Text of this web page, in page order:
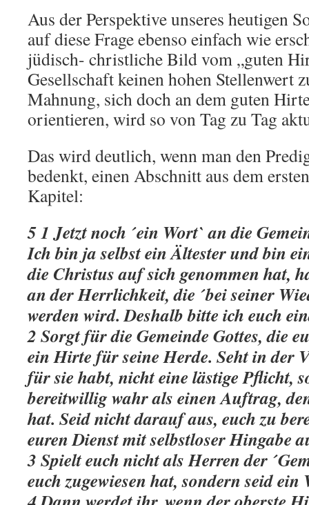
Aus der Perspektive unseres heutigen
auf diese Frage ebenso einfach wie
jüdisch- christliche Bild vom „guten
Gesellschaft keinen hohen Stellenwert
Mahnung, sich doch an dem guten
orientieren, wird so von Tag zu Tag
Das wird deutlich, wenn man den
bedenkt, einen Abschnitt aus dem
Kapitel:
5 1 Jetzt noch ´ein Wort` an die
Ich bin ja selbst ein Ältester und bin
die Christus auf sich genommen hat,
an der Herrlichkeit, die ´bei seiner
werden wird. Deshalb bitte ich euch
2 Sorgt für die Gemeinde Gottes, die
ein Hirte für seine Herde. Seht in der
für sie habt, nicht eine lästige Pflicht,
bereitwillig wahr als einen Auftrag,
hat. Seid nicht darauf aus, euch zu
euren Dienst mit selbstloser Hingabe
3 Spielt euch nicht als Herren der
euch zugewiesen hat, sondern seid